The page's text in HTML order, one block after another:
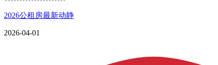
2026公租房最新动静
2026-04-01